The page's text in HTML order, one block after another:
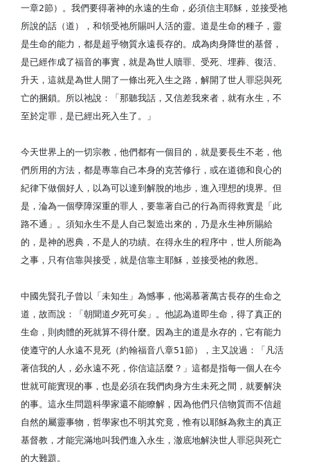
一章2節）。我們要得著神的永遠的生命，必須信主耶穌，並接受祂
所說的話（道），和領受祂所賜叫人活的靈。道是生命的種子，靈
是生命的能力，都是超乎物質永遠長存的。成為肉身降世的基督，
是已經作成了福音的事實，就是為世人贖罪、受死、埋葬、復活、
升天，這就是為世人開了一條出死入生之路，解開了世人罪惡與死
亡的捆鎖。所以祂說：「那聽我話，又信差我來者，就有永生，不
至於定罪，是已經出死入生了。」
今天世界上的一切宗教，他們都有一個目的，就是要長生不老，他
們所用的方法，都是專靠自己本身的克苦修行，或在道德和良心的
紀律下做個好人，以為可以達到解脫的地步，進入理想的境界。但
是，淪為一個孽障深重的罪人，要靠著自己的行為而得救實是「此
路不通」。須知永生不是人自己製造出來的，乃是永生神所賜給
的，是神的恩典，不是人的功績。在得永生的程序中，世人所能為
之事，只有信靠與接受，就是信靠主耶穌，並接受祂的救恩。
中國先賢孔子曾以「未知生」為憾事，他渴慕著萬古長存的生命之
道，故而說：「朝聞道夕死可矣」。他認為道即生命，得了真正的
生命，則肉體的死就算不得什麼。因為主的道是永存的，它有能力
使遵守的人永遠不見死（約翰福音八章51節），主又說過：「凡活
著信我的人，必永遠不死，你信這話麼？」這都是指每一個人在今
世就可能實現的事，也是必須在我們肉身方生未死之間，就要解決
的事。這永生問題科學家還不能瞭解，因為他們只信物質而不信超
自然的屬靈事物，哲學家也不明其究竟，惟有以耶穌為救主的真正
基督教，才能完滿地叫我們進入永生，澈底地解決世人罪惡與死亡
的大難題。